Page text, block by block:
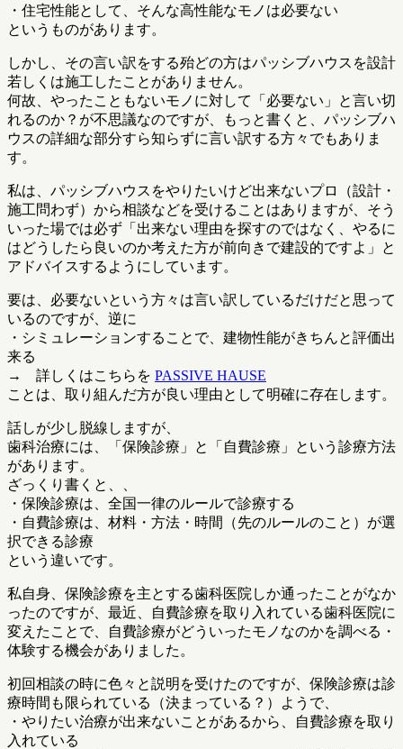
・住宅性能として、そんな高性能なモノは必要ない
というものがあります。
しかし、その言い訳をする殆どの方はパッシブハウスを設計
若しくは施工したことがありません。
何故、やったこともないモノに対して「必要ない」と言い切
れるのか？が不思議なのですが、もっと書くと、パッシブハ
ウスの詳細な部分すら知らずに言い訳する方々でもありま
す。
私は、パッシブハウスをやりたいけど出来ないプロ（設計・
施工問わず）から相談などを受けることはありますが、そう
いった場では必ず「出来ない理由を探すのではなく、やるに
はどうしたら良いのか考えた方が前向きで建設的ですよ」と
アドバイスするようにしています。
要は、必要ないという方々は言い訳しているだけだと思って
いるのですが、逆に
・シミュレーションすることで、建物性能がきちんと評価出
来る
→ 詳しくはこちらを PASSIVE HAUSE
ことは、取り組んだ方が良い理由として明確に存在します。
話しが少し脱線しますが、
歯科治療には、「保険診療」と「自費診療」という診療方法
があります。
ざっくり書くと、、
・保険診療は、全国一律のルールで診療する
・自費診療は、材料・方法・時間（先のルールのこと）が選
択できる診療
という違いです。
私自身、保険診療を主とする歯科医院しか通ったことがなか
ったのですが、最近、自費診療を取り入れている歯科医院に
変えたことで、自費診療がどういったモノなのかを調べる・
体験する機会がありました。
初回相談の時に色々と説明を受けたのですが、保険診療は診
療時間も限られている（決まっている？）ようで、
・やりたい治療が出来ないことがあるから、自費診療を取り
入れている